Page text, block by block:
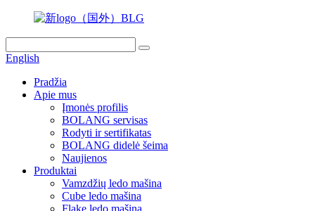
English
Pradžia
Apie mus
Įmonės profilis
BOLANG servisas
Rodyti ir sertifikatas
BOLANG didelė šeima
Naujienos
Produktai
Vamzdžių ledo mašina
Cube ledo mašina
Flake ledo mašina